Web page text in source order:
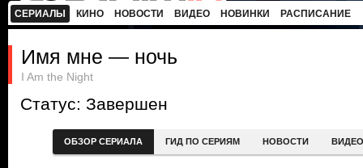
СЕРИАЛЫ КИНО НОВОСТИ ВИДЕО НОВИНКИ РАСПИСАНИЕ
Имя мне — ночь
I Am the Night
Статус: Завершен
ОБЗОР СЕРИАЛА ГИД ПО СЕРИЯМ НОВОСТИ ВИДЕО